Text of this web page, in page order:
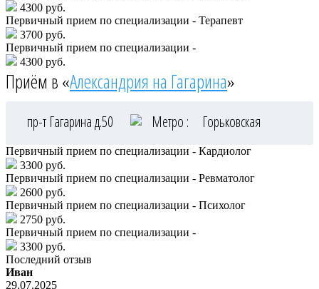
4300 руб.
Первичный прием по специализации - Терапевт
3700 руб.
Первичный прием по специализации -
4300 руб.
Приём в «Александрия на Гагарина»
пр-т Гагарина д.50 Метро : Горьковская
Первичный прием по специализации - Кардиолог
3300 руб.
Первичный прием по специализации - Ревматолог
2600 руб.
Первичный прием по специализации - Психолог
2750 руб.
Первичный прием по специализации -
3300 руб.
Последний отзыв
Иван
29.07.2025